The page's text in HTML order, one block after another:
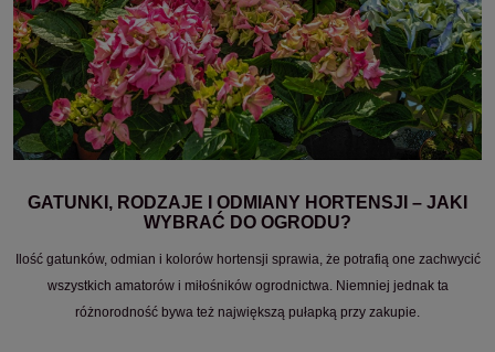
GATUNKI, RODZAJE I ODMIANY HORTENSJI – JAKI
WYBRAĆ DO OGRODU?
Ilość gatunków, odmian i kolorów hortensji sprawia, że potrafią one zachwycić
wszystkich amatorów i miłośników ogrodnictwa. Niemniej jednak ta
różnorodność bywa też największą pułapką przy zakupie.